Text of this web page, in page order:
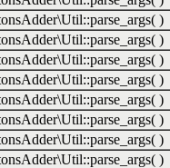
)
)
)
)
)
)
)
)